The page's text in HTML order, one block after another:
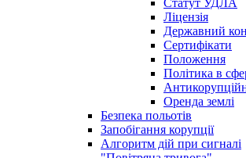
Статут УДЛА
Ліцензія
Державний
Сертифікати
Положення
Політика в
Оренда землі
Безпека польотів
Запобігання корупції
Алгоритм дій при сигналі